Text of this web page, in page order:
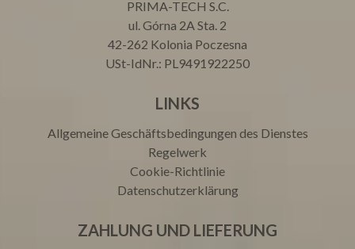
PRIMA-TECH S.C.
ul. Górna 2A Sta. 2
42-262 Kolonia Poczesna
USt-IdNr.: PL9491922250
LINKS
Allgemeine Geschäftsbedingungen des Dienstes
Regelwerk
Cookie-Richtlinie
Datenschutzerklärung
ZAHLUNG UND LIEFERUNG